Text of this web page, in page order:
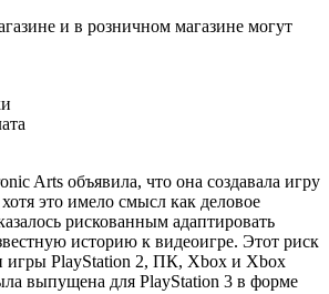
и в розничном магазине могут
Arts объявила, что она создавала игру
это имело смысл как деловое
рискованным адаптировать
историю к видеоигре. Этот риск
игры PlayStation 2, ПК, Xbox и Xbox
выпущена для PlayStation 3 в форме